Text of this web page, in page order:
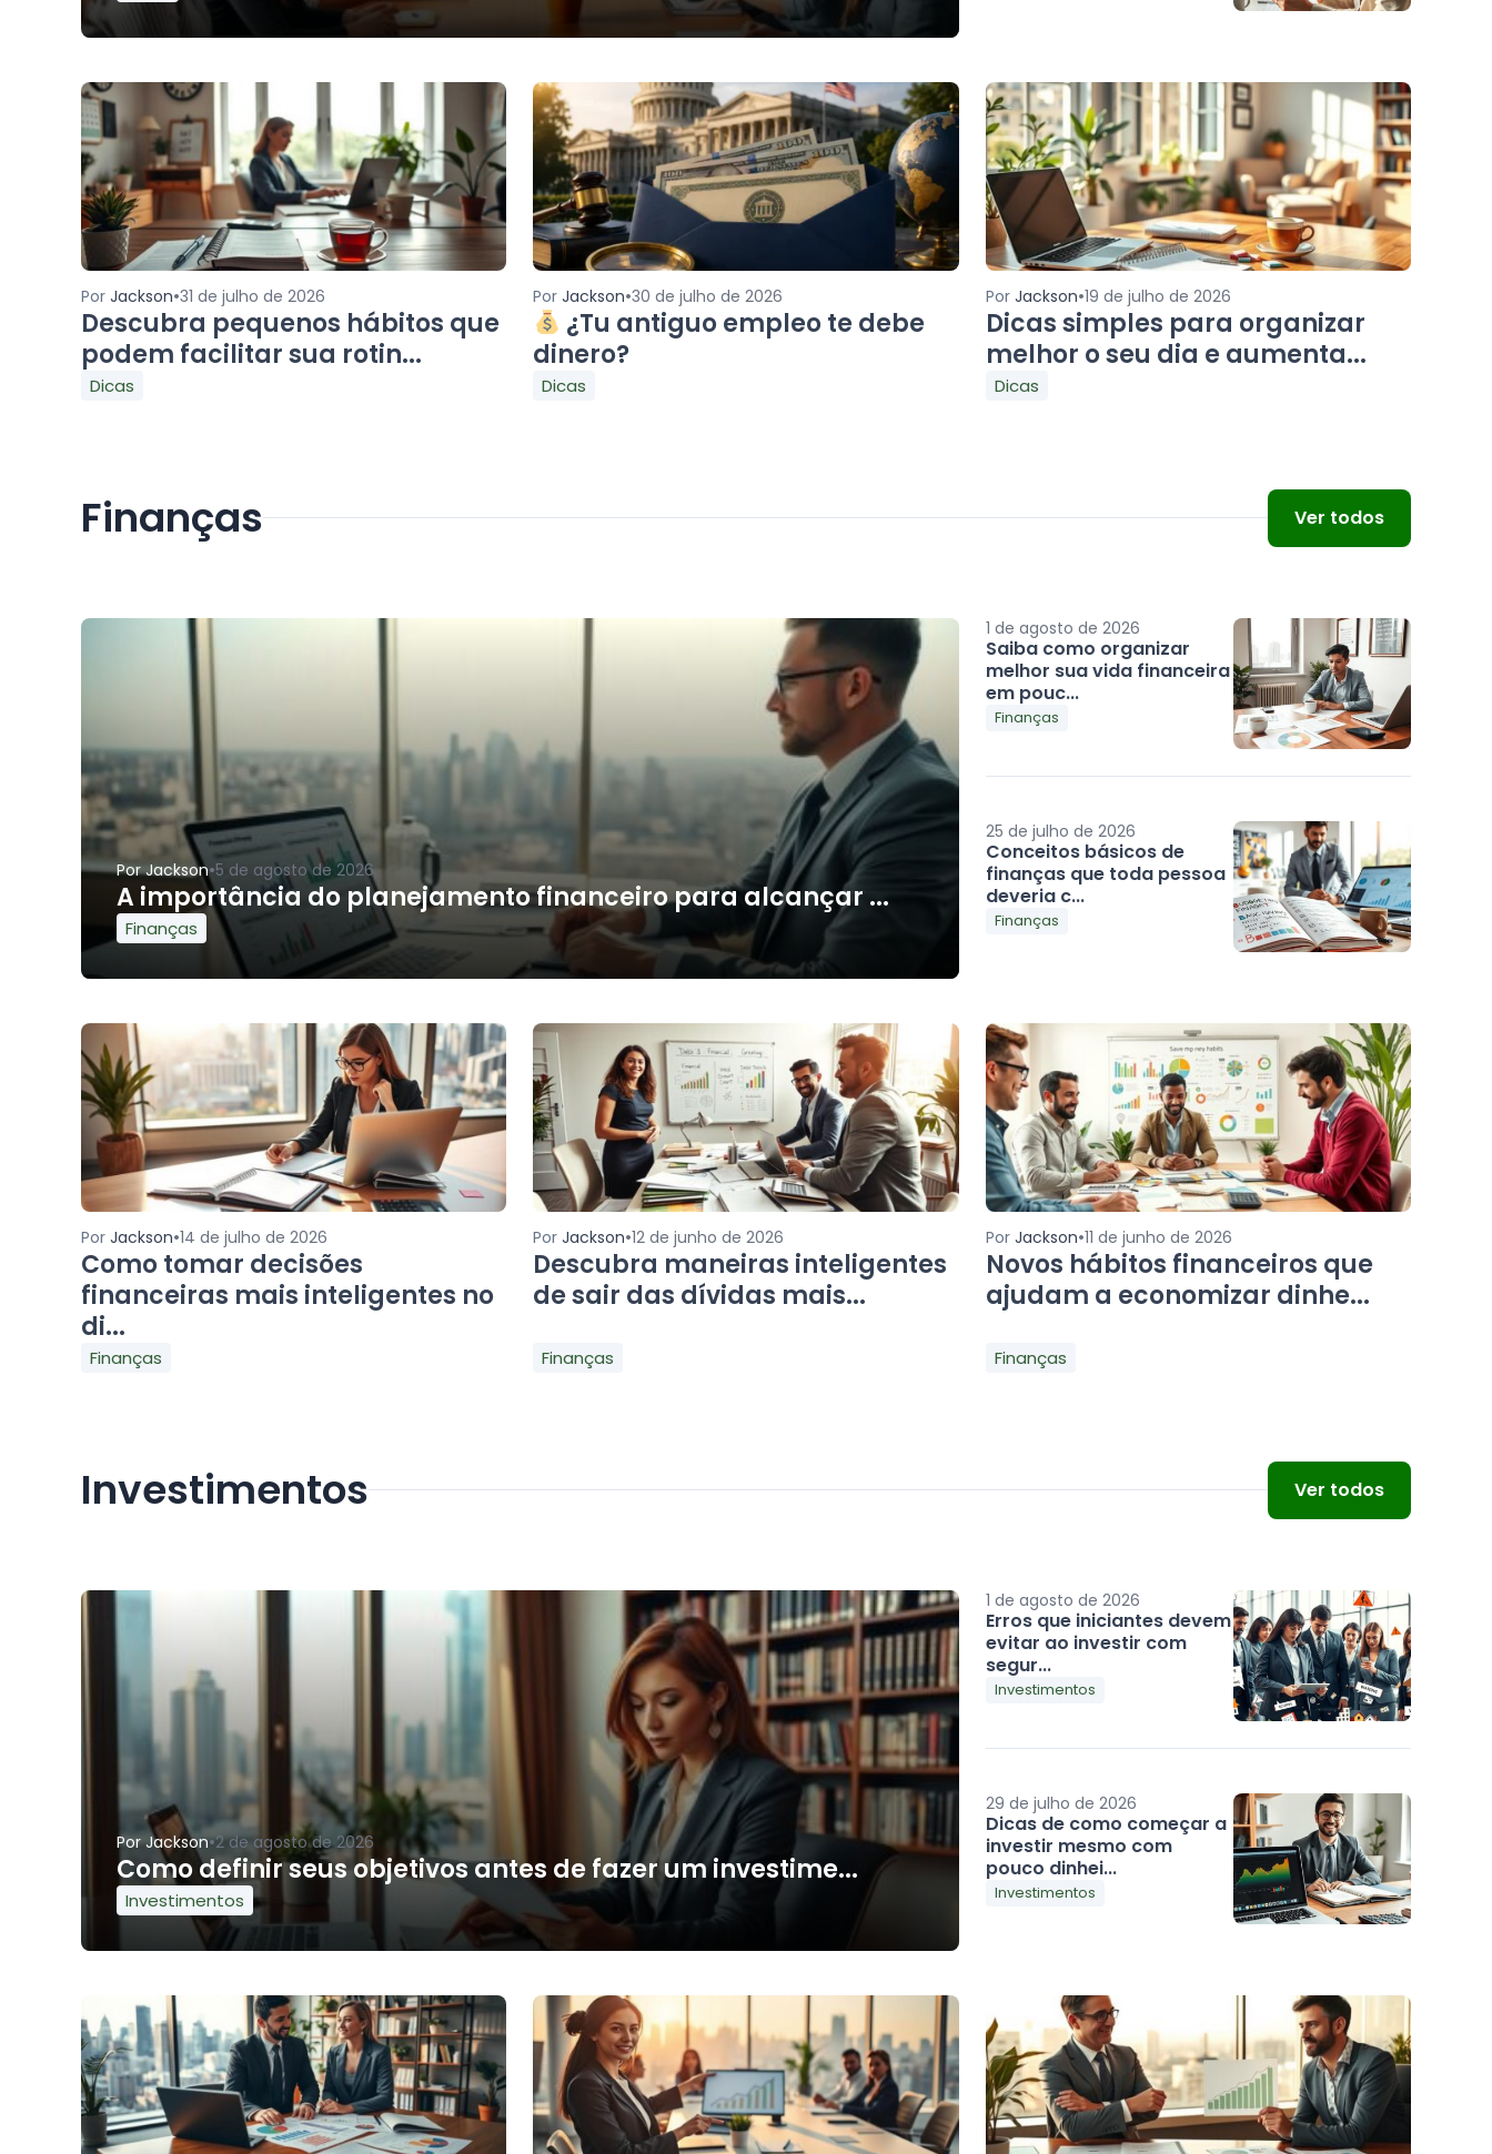
Por Jackson•31 de julho de 2026
Descubra pequenos hábitos que
podem facilitar sua rotin...
Dicas
PorJackson•30 de julho de 2026
¿Tu antiguo empleo te debe
dinero?
Dicas
Por Jackson•19 de julho de 2026
Dicas simples para organizar
melhor o seu dia e aumenta...
Dicas
Finanças Ver todos
PorJackson•5 de agosto de 2026
A importância do planejamento financeiro para alcançar ...
Finanças
1 de agosto de 2026
Saiba como organizar
melhor sua vida financeira
em pouc...
Finanças
25 de julho de 2026
Conceitos básicos de
finanças que toda pessoa
deveria c...
Finanças
Por Jackson•14 de julho de 2026
Como tomar decisões
financeiras mais inteligentes no
di...
Finanças
PorJackson•12 de junho de 2026
Descubra maneiras inteligentes
de sair das dívidas mais...
Finanças
Por Jackson•11 de junho de 2026
Novos hábitos financeiros que
ajudam a economizar dinhe...
Finanças
Investimentos Ver todos
PorJackson•2 de agosto de 2026
Como definir seus objetivos antes de fazer um investime...
Investimentos
1 de agosto de 2026
Erros que iniciantes devem
evitar ao investir com
segur...
Investimentos
29 de julho de 2026
Dicas de como começar a
investir mesmo com
pouco dinhei...
Investimentos